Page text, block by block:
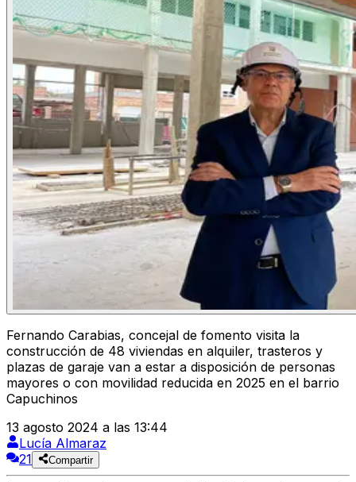
Fernando Carabias, concejal de fomento visita la
construcción de 48 viviendas en alquiler, trasteros y
plazas de garaje van a estar a disposición de personas
mayores o con movilidad reducida en 2025 en el barrio
Capuchinos
13 agosto 2024 a las 13:44
Lucía Almaraz
21
Compartir